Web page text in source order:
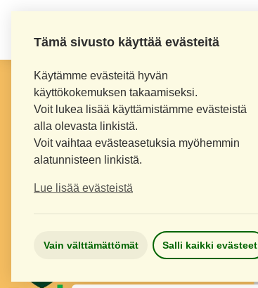
Tämä sivusto käyttää evästeitä
Käytämme evästeitä hyvän
käyttökokemuksen takaamiseksi.
Voit lukea lisää käyttämistämme evästeistä
alla olevasta linkistä.
Voit vaihtaa evästeasetuksia myöhemmin
alatunnisteen linkistä.
Lue lisää evästeistä
Vain välttämättömät Salli kaikki evästeet